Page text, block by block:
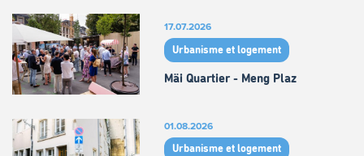
17.07.2026
Urbanisme et logement
Mäi Quartier - Meng Plaz
01.08.2026
Urbanisme et logement